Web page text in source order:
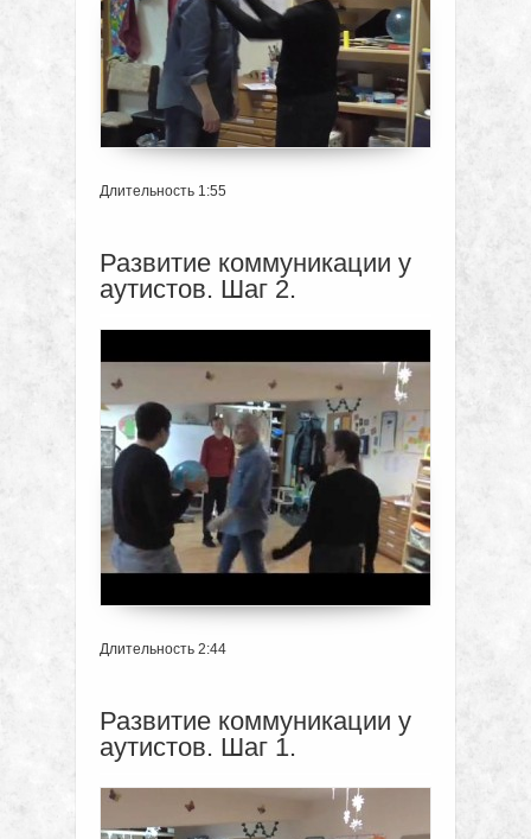
Длительность 1:55
Развитие коммуникации у
аутистов. Шаг 2.
Длительность 2:44
Развитие коммуникации у
аутистов. Шаг 1.